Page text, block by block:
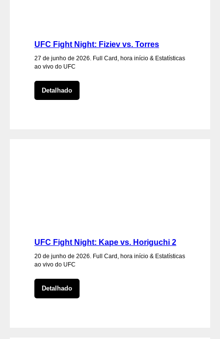
UFC Fight Night: Fiziev vs. Torres
27 de junho de 2026. Full Card, hora início & Estatísticas
ao vivo do UFC
Detalhado
UFC Fight Night: Kape vs. Horiguchi 2
20 de junho de 2026. Full Card, hora início & Estatísticas
ao vivo do UFC
Detalhado